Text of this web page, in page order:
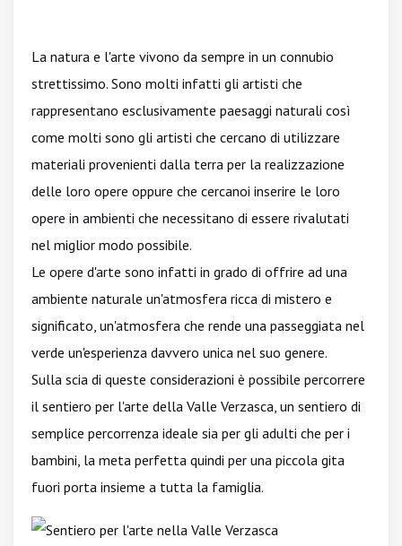
La natura e l'arte vivono da sempre in un connubio
strettissimo. Sono molti infatti gli artisti che
rappresentano esclusivamente paesaggi naturali così
come molti sono gli artisti che cercano di utilizzare
materiali provenienti dalla terra per la realizzazione
delle loro opere oppure che cercanoi inserire le loro
opere in ambienti che necessitano di essere rivalutati
nel miglior modo possibile.
Le opere d'arte sono infatti in grado di offrire ad una
ambiente naturale un'atmosfera ricca di mistero e
significato, un'atmosfera che rende una passeggiata nel
verde un'esperienza davvero unica nel suo genere.
Sulla scia di queste considerazioni è possibile percorrere
il sentiero per l'arte della Valle Verzasca, un sentiero di
semplice percorrenza ideale sia per gli adulti che per i
bambini, la meta perfetta quindi per una piccola gita
fuori porta insieme a tutta la famiglia.